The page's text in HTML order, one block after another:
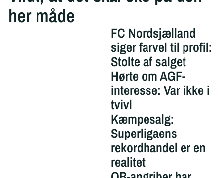
her måde
FC Nordsjælland
siger farvel til profil:
Stolte af salget
Hørte om AGF-
interesse: Var ikke i
tvivl
Kæmpesalg:
Superligaens
rekordhandel er en
realitet